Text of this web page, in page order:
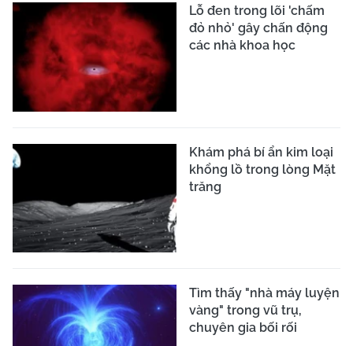
Lỗ đen trong lõi 'chấm
đỏ nhỏ' gây chấn động
các nhà khoa học
Khám phá bí ẩn kim loại
khổng lồ trong lòng Mặt
trăng
Tìm thấy "nhà máy luyện
vàng" trong vũ trụ,
chuyên gia bối rối